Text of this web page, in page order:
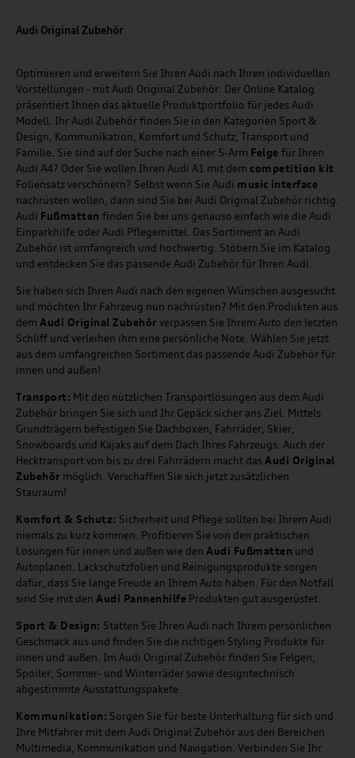
Audi Original Zubehör
Optimieren und erweitern Sie Ihren Audi nach Ihren individuellen
Vorstellungen - mit Audi Original Zubehör. Der Online Katalog
präsentiert Ihnen das aktuelle Produktportfolio für jedes Audi
Modell. Ihr Audi Zubehör finden Sie in den Kategorien Sport &
Design, Kommunikation, Komfort und Schutz, Transport und
Familie. Sie sind auf der Suche nach einer 5-Arm Felge für Ihren
Audi A4? Oder Sie wollen Ihren Audi A1 mit dem competition kit
Foliensatz verschönern? Selbst wenn Sie Audi music interface
nachrüsten wollen, dann sind Sie bei Audi Original Zubehör richtig.
Audi Fußmatten finden Sie bei uns genauso einfach wie die Audi
Einparkhilfe oder Audi Pflegemittel. Das Sortiment an Audi
Zubehör ist umfangreich und hochwertig. Stöbern Sie im Katalog
und entdecken Sie das passende Audi Zubehör für Ihren Audi.
Sie haben sich Ihren Audi nach den eigenen Wünschen ausgesucht
und möchten Ihr Fahrzeug nun nachrüsten? Mit den Produkten aus
dem Audi Original Zubehör verpassen Sie Ihrem Auto den letzten
Schliff und verleihen ihm eine persönliche Note. Wählen Sie jetzt
aus dem umfangreichen Sortiment das passende Audi Zubehör für
innen und außen!
Transport: Mit den nützlichen Transportlösungen aus dem Audi
Zubehör bringen Sie sich und Ihr Gepäck sicher ans Ziel. Mittels
Grundträgern befestigen Sie Dachboxen, Fahrräder, Skier,
Snowboards und Kajaks auf dem Dach Ihres Fahrzeugs. Auch der
Hecktransport von bis zu drei Fahrrädern macht dasAudi Original
Zubehör möglich. Verschaffen Sie sich jetzt zusätzlichen
Stauraum!
Komfort & Schutz: Sicherheit und Pflege sollten bei Ihrem Audi
niemals zu kurz kommen. Profitieren Sie von den praktischen
Lösungen für innen und außen wie den Audi Fußmatten und
Autoplanen. Lackschutzfolien und Reinigungsprodukte sorgen
dafür, dass Sie lange Freude an Ihrem Auto haben. Für den Notfall
sind Sie mit den Audi Pannenhilfe Produkten gut ausgerüstet.
Sport & Design: Statten Sie Ihren Audi nach Ihrem persönlichen
Geschmack aus und finden Sie die richtigen Styling Produkte für
innen und außen. Im Audi Original Zubehör finden Sie Felgen,
Spoiler, Sommer- und Winterräder sowie designtechnisch
abgestimmte Ausstattungspakete.
Kommunikation: Sorgen Sie für beste Unterhaltung für sich und
Ihre Mitfahrer mit dem Audi Original Zubehör aus den Bereichen
Multimedia, Kommunikation und Navigation. Verbinden Sie Ihr